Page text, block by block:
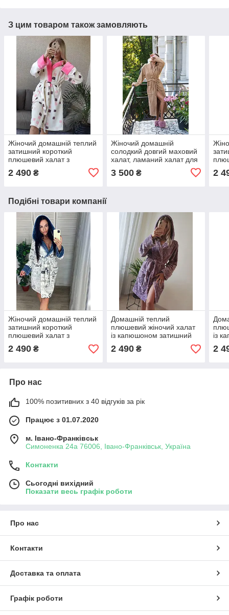
З цим товаром також замовляють
Жіночий домашній теплий
затишний короткий
плюшевий халат з
універсальному розмірі
2 490 ₴
Жіночий домашній
солодкий довгий маховий
халат, ламаний халат для
3 500₴ 2
Подібні товари компанії
Жіночий домашній теплий
затишний короткий
плюшевий халат з
капюшоном в
універсальному розмірі
2 490 ₴
Домашній теплий
плюшевий жіночий халат
із капюшоном затишний
короткий в
універсальному розмірі 42
2 490₴
із
2
Про нас
100% позитивних з 40 відгуків за рік
Працює з 01.07.2020
м. Івано-Франківськ
Симоненка 24а 76006, Івано-Франківськ, Україна
Контакти
Сьогодні вихідний
Показати весь графік роботи
Про нас
Контакти
Доставка та оплата
Графік роботи